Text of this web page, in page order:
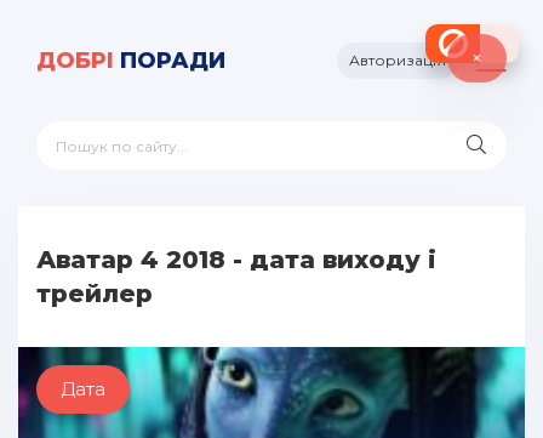
ДОБРІ ПОРАДИ Авторизація
Аватар 4 2018 - дата виходу і
трейлер
Дата
×